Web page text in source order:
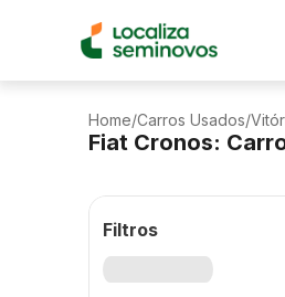
Home/Carros Usados/
Fiat Cronos:
Filtros